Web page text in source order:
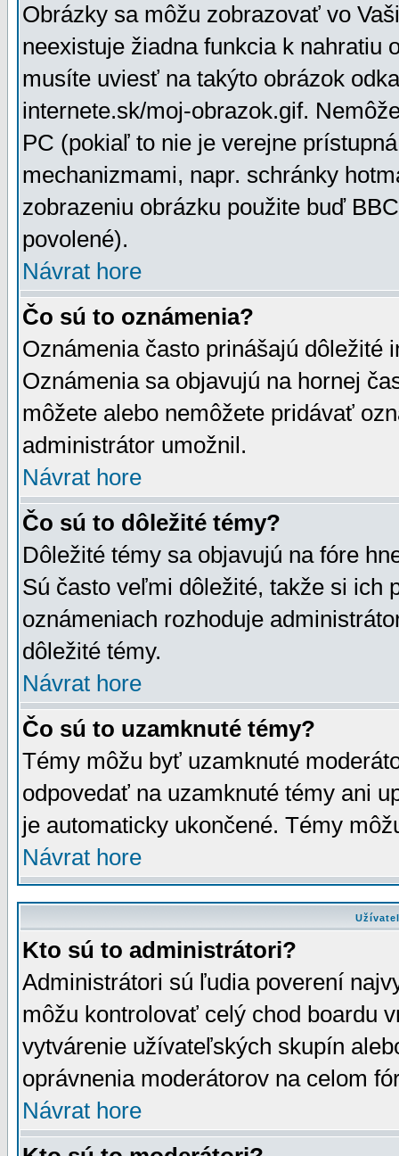
Obrázky sa môžu zobrazovať vo
neexistuje žiadna funkcia k nahratiu
musíte uviesť na takýto obrázok
internete.sk/moj-obrazok.gif.
PC (pokiaľ to nie je verejne
mechanizmami, napr. schránky
zobrazeniu obrázku použite buď
povolené).
Návrat hore
Čo sú to oznámenia?
Oznámenia často prinášajú dôležité
Oznámenia sa objavujú na hornej
môžete alebo nemôžete pridávať
administrátor umožnil.
Návrat hore
Čo sú to dôležité témy?
Dôležité témy sa objavujú na fóre
Sú často veľmi dôležité, takže si ich
oznámeniach rozhoduje
dôležité témy.
Návrat hore
Čo sú to uzamknuté témy?
Témy môžu byť uzamknuté
odpovedať na uzamknuté témy ani
je automaticky ukončené. Témy
Návrat hore
Kto sú to administrátori?
Administrátori sú ľudia poverení
môžu kontrolovať celý chod boardu
vytvárenie užívateľských skupín
oprávnenia moderátorov na celom
Návrat hore